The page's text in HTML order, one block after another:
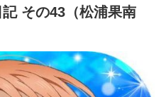
その43（松浦果南